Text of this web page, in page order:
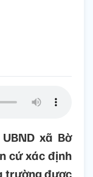
xã Bờ
cứ xác định
trường được